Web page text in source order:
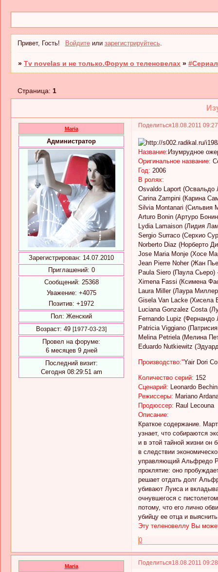
Привет, Гость! Войдитеили зарегистрируйтесь.
»Tv novelas и не только.Форум о теленовелах »
Страница:1
Поделиться18.08.2011
Maria
Администратор
Зарегистрирован: 14.07.2010
Приглашений: 0
Сообщений: 25368
Уважение: +4075
Позитив: +1972
Пол: Женский
Возраст: 49 [1977-03-23]
Провел на форуме:
6 месяцев 9 дней
Последний визит:
Сегодня 08:29:51 am
Название: Изумрудное
Оригинальное название:
Год: 2006
В ролях:
Osvaldo Laport (Освальдо
Carina Zampini (Карина
Silvia Montanari (Сильвия
Arturo Bonin (Артуро
Lydia Lamaison (Лидия
Sergio Surraco (Серхио
Norberto Diaz (Норберто
Jose Maria Monje (Хосе
Jean Pierre Noher (Жан
Paula Siero (Паула Сьеро)
Ximena Fassi (Ксимена
Laura Miller (Лаура
Gisela Van Lacke (Хисела
Luciana Gonzalez Costa
Fernando Lupiz (Фернандо
Patricia Viggiano
Melina Petriela (Мелина
Eduardo Nutkiewitz
Производство:"Yair Dori
Количество серий: 152
Сценарий: Leonardo
Режиссеры: Mariano
Продюссер: Raul Lecouna
Описание:
Краткое содержание.
узнает, что собираются
и в этой тайной жизни он
в следствии
управляющий Альфредо
проклятие: оно
решает отдать долг
убивают Луиса и
очнувшегося с
потому, что его лично
убийцу ее отца и
Эту теленовеллу Вы
0
Поделиться18.08.2011
Maria